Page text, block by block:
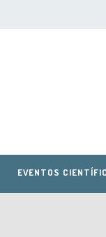
EVENTOS